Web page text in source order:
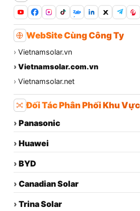
Zalo
WebSite Cùng Công Ty
› Vietnamsolar.vn
› Vietnamsolar.com.vn
› Vietnamsolar.net
Đối Tác Phân Phối Khu
› Panasonic
› Huawei
› BYD
› Canadian Solar
› Trina Solar